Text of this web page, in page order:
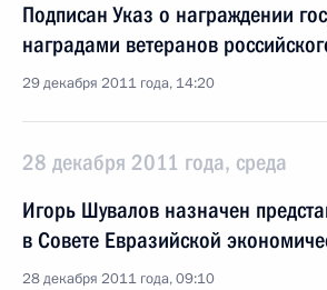
Подписан Указ о награждении
наградами ветеранов
29 декабря 2011 года, 14:20
28 декабря 2011 года, среда
Игорь Шувалов назначен
в Совете Евразийской
28 декабря 2011 года, 09:10